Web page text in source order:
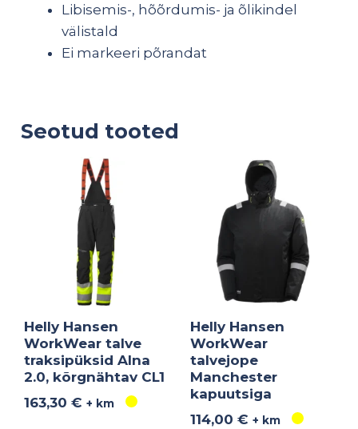
Libisemis-, hõõrdumis- ja õlikindel
välistald
Ei markeeri põrandat
Seotud tooted
Helly Hansen
WorkWear talve
traksipüksid Alna
2.0, kõrgnähtav CL1
163,30€ + km
Helly Hansen
WorkWear
talvejope
Manchester
kapuutsiga
114,00 € + km